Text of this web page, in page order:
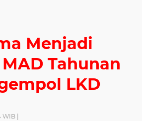
Menjadi
Tahunan
LKD
WIB |